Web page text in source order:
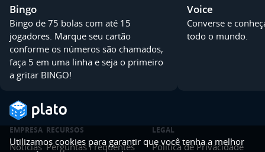
Bingo
Bingo de 75 bolas com até 15
jogadores. Marque seu cartão
conforme os números são chamados,
faça 5 em uma linha e seja o primeiro
a gritar BINGO!
Voice
Converse e
todo o mundo.
EMPRESA
Notícias
RECURSOS
Perguntas Frequentes
LEGAL
Política de Privacidade
Utilizamos cookies para garantir que você tenha a melhor